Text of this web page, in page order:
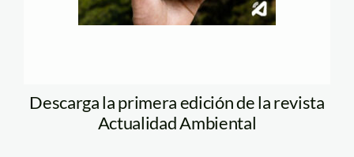
Descarga la primera edición de la revista
Actualidad Ambiental